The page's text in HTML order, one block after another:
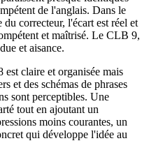
de l'anglais. Dans le
correcteur, l'écart est réel et
et maîtrisé. Le CLB 9,
et aisance.
claire et organisée mais
et des schémas de phrases
sont perceptibles. Une
tout en ajoutant un
moins courantes, un
qui développe l'idée au